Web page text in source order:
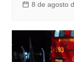
8 de agosto